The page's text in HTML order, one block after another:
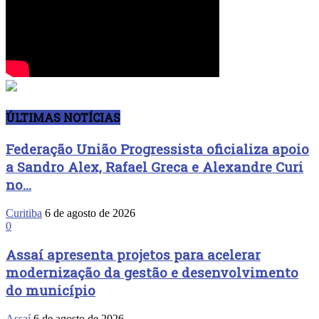
ÚLTIMAS NOTÍCIAS
Federação União Progressista oficializa apoio
a Sandro Alex, Rafael Greca e Alexandre Curi
no...
Curitiba 6 de agosto de 2026
0
Assaí apresenta projetos para acelerar
modernização da gestão e desenvolvimento
do município